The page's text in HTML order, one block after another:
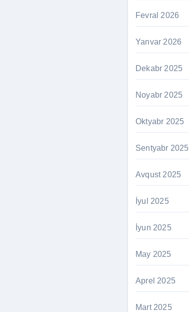
Fevral 2026
Yanvar 2026
Dekabr 2025
Noyabr 2025
Oktyabr 2025
Sentyabr 2025
Avqust 2025
İyul 2025
İyun 2025
May 2025
Aprel 2025
Mart 2025